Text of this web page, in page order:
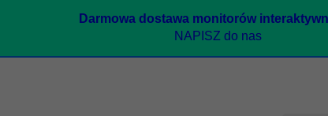
Darmowa dostawa monitorów
NAPISZ do nas